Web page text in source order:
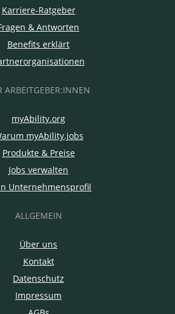
Karriere-Ratgeber
& Antworten
Benefits erklärt
ARBEITGEBER:INNEN
myAbility.org
myAbility.jobs
Produkte & Preise
Jobs verwalten
Unternehmensprofil
ALLGEMEIN
Über uns
Kontakt
Datenschutz
Impressum